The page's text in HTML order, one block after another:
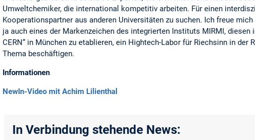
Umweltchemiker, die international kompetitiv arbeiten. Für einen
Kooperationspartner aus anderen Universitäten zu suchen. Ich freue
ja auch eines der Markenzeichen des integrierten Instituts MIRMI,
CERN“ in München zu etablieren, ein Hightech-Labor für Riechsinn in
Thema beschäftigen.
Informationen
NewIn-Video mit Achim Lilienthal
In Verbindung stehende News: